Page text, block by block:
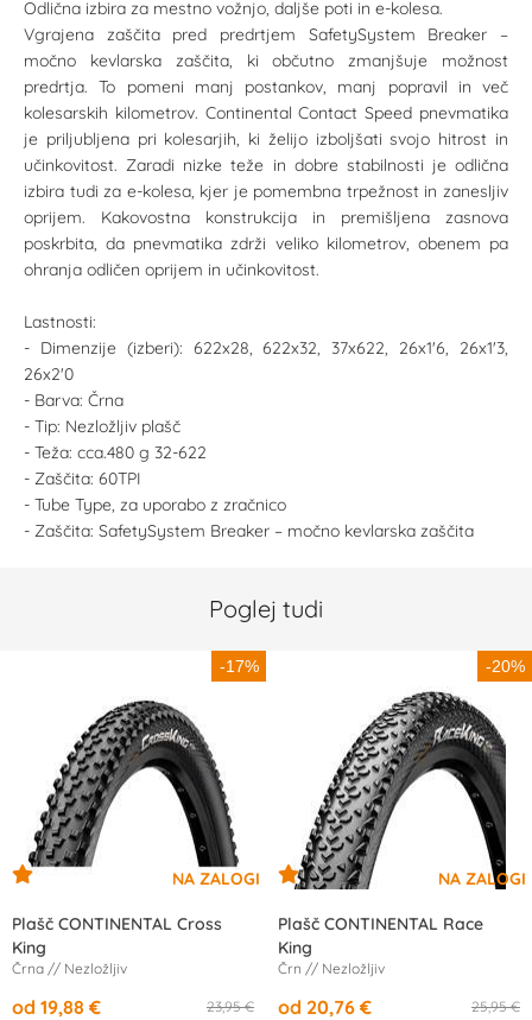
Odlična izbira za mestno vožnjo, daljše poti in e-kolesa.
Vgrajena zaščita pred predrtjem SafetySystem Breaker –
močno kevlarska zaščita, ki občutno zmanjšuje možnost
predrtja. To pomeni manj postankov, manj popravil in več
kolesarskih kilometrov. Continental Contact Speed pnevmatika
je priljubljena pri kolesarjih, ki želijo izboljšati svojo hitrost in
učinkovitost. Zaradi nizke teže in dobre stabilnosti je odlična
izbira tudi za e-kolesa, kjer je pomembna trpežnost in zanesljiv
oprijem. Kakovostna konstrukcija in premišljena zasnova
poskrbita, da pnevmatika zdrži veliko kilometrov, obenem pa
ohranja odličen oprijem in učinkovitost.
Lastnosti:
- Dimenzije (izberi): 622x28, 622x32, 37x622, 26x1'6, 26x1'3,
26x2'0
- Barva: Črna
- Tip: Nezložljiv plašč
- Teža: cca.480 g 32-622
- Zaščita: 60TPI
- Tube Type, za uporabo z zračnico
- Zaščita: SafetySystem Breaker – močno kevlarska zaščita
Poglej tudi
-17%
Plašč CONTINENTAL Cross
King
Črna // Nezložljiv
23,95 €
od 19,88 €
-20%
Plašč CONTINENTAL Race
King
Črn // Nezložljiv
25,95 €
od 20,76 €